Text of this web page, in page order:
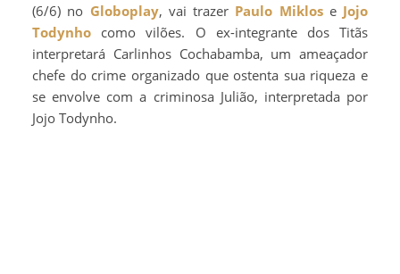
(6/6) no Globoplay, vai trazer Paulo Miklose Jojo
Todynho como vilões. O ex-integrante dos Titãs
interpretará Carlinhos Cochabamba, um ameaçador
chefe do crime organizado que ostenta sua riqueza e
se envolve com a criminosa Julião, interpretada por
Jojo Todynho.